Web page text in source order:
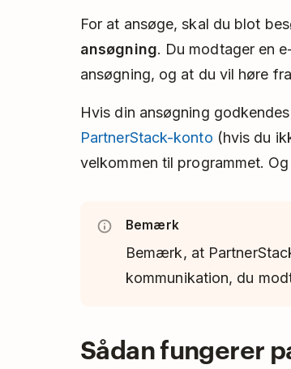
For at ansøge, skal du blot
ansøgning. Du modtager en
ansøgning, og at du vil høre
Hvis din ansøgning
PartnerStack-konto (hvis du
velkommen til programmet.
Bemærk
Bemærk, at
kommunikation, du
Sådan fungerer